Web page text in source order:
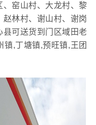
、窑山村、大龙村、黎
林村、谢山村、谢岗
可送货到门区域田老
镇,丁塘镇,预旺镇,王团